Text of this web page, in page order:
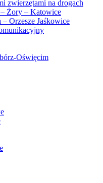
zwierzętami na drogach
Żory – Katowice
Orzesze Jaśkowice
Oświęcim